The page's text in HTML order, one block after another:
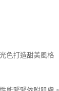
色打造甜美風格